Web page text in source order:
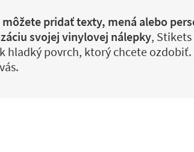
pridať texty, mená alebo
svojej vinylovej nálepky,
povrch, ktorý chcete ozdobiť.